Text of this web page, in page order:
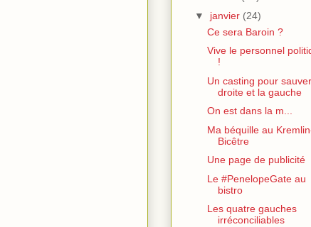
▼ janvier (24)
Ce sera Baroin ?
Vive le personnel
!
Un casting pour
droite et la gauche
On est dans la m...
Ma béquille au
Bicêtre
Une page de publicité
Le #PenelopeGate au
bistro
Les quatre gauches
irréconciliables